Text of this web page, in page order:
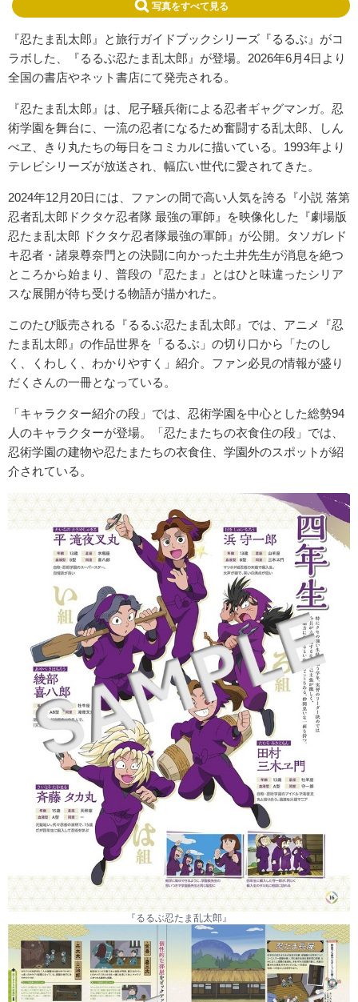
写真をすべて見る
『忍たま乱太郎』と旅行ガイドブックシリーズ『るるぶ』がコ
ラボした、『るるぶ忍たま乱太郎』が登場。2026年6月4日より
全国の書店やネット書店にて発売される。
『忍たま乱太郎』は、尼子騒兵衛による忍者ギャグマンガ。忍
術学園を舞台に、一流の忍者になるため奮闘する乱太郎、しん
べヱ、きり丸たちの毎日をコミカルに描いている。1993年より
テレビシリーズが放送され、幅広い世代に愛されてきた。
2024年12月20日には、ファンの間で高い人気を誇る『小説 落第
忍者乱太郎ドクタケ忍者隊 最強の軍師』を映像化した『劇場版
忍たま乱太郎 ドクタケ忍者隊最強の軍師』が公開。タソガレド
キ忍者・諸泉尊奈門との決闘に向かった土井先生が消息を絶つ
ところから始まり、普段の『忍たま』とはひと味違ったシリア
スな展開が待ち受ける物語が描かれた。
このたび販売される『るるぶ忍たま乱太郎』では、アニメ『忍
たま乱太郎』の作品世界を「るるぶ」の切り口から「たのし
く、くわしく、わかりやすく」紹介。ファン必見の情報が盛り
だくさんの一冊となっている。
「キャラクター紹介の段」では、忍術学園を中心とした総勢94
人のキャラクターが登場。「忍たまたちの衣食住の段」では、
忍術学園の建物や忍たまたちの衣食住、学園外のスポットが紹
介されている。
『るるぶ忍たま乱太郎』